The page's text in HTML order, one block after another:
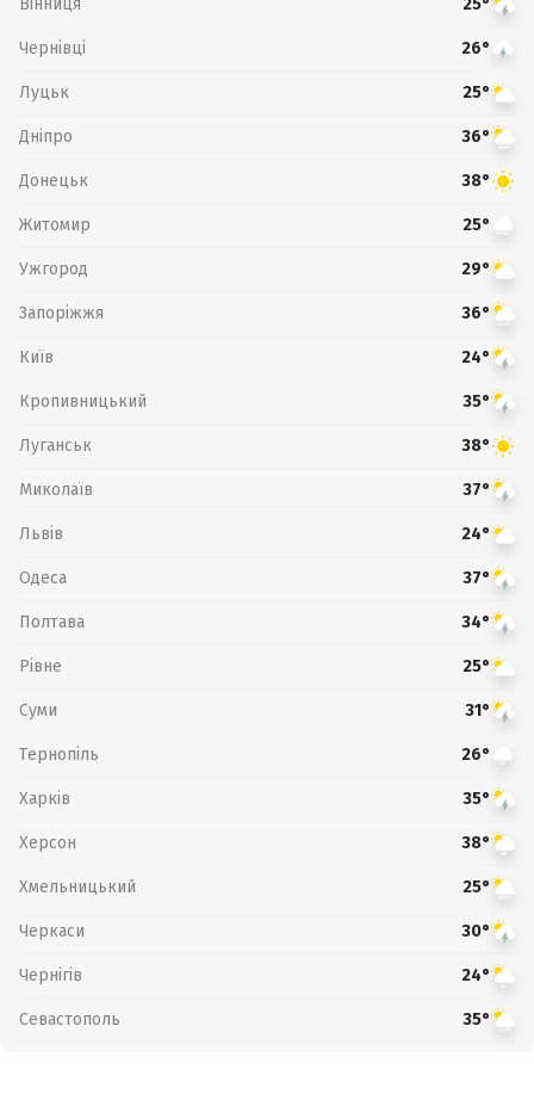
25°
Чернівці 26°
Луцьк 25°
Дніпро 36°
Донецьк 38°
Житомир 25°
Ужгород 29°
Запоріжжя 36°
Київ 24°
Кропивницький 35°
Луганськ 38°
Миколаїв 37°
Львів 24°
Одеса 37°
Полтава 34°
Рівне 25°
Суми 31°
Тернопіль 26°
Харків 35°
Херсон 38°
Хмельницький 25°
Черкаси 30°
Чернігів 24°
Севастополь 35°